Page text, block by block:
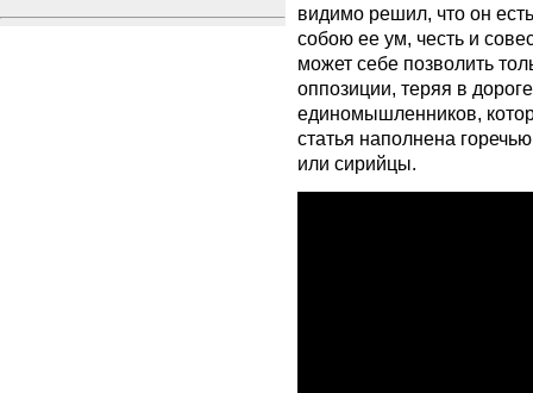
видимо решил, что он
собою ее ум, честь и
может себе позволить
оппозиции, теряя в
единомышленников,
статья наполнена
или сирийцы.